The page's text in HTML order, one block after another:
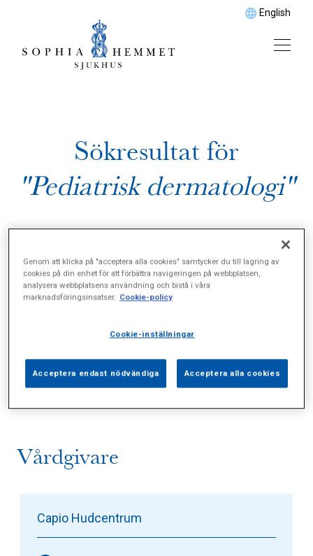
English
Sökresultat för
"Pediatrisk dermatologi"
Sidor (0) Press (0) Sophianytt (0)
Vårdgivare
Capio Hudcentrum
Genom att klicka på "acceptera alla cookies" samtycker du till lagring av
cookies på din enhet för att förbättra navigeringen på webbplatsen,
analysera webbplatsens användning och bistå i våra
marknadsföringsinsatser. Cookie-policy
Cookie-inställningar
Acceptera endast nödvändiga Acceptera alla cookies